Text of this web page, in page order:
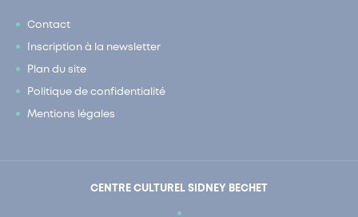
Contact
Inscription à la newsletter
Plan du site
Politique de confidentialité
Mentions légales
CENTRE CULTUREL SIDNEY BECHET